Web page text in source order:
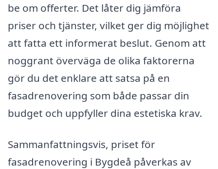
be om offerter. Det låter dig jämföra
priser och tjänster, vilket ger dig möjlighet
att fatta ett informerat beslut. Genom att
noggrant överväga de olika faktorerna
gör du det enklare att satsa på en
fasadrenovering som både passar din
budget och uppfyller dina estetiska krav.
Sammanfattningsvis, priset för
fasadrenovering i Bygdeå påverkas av